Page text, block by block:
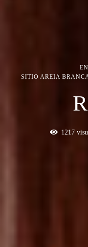
SITIO AREIA
1217